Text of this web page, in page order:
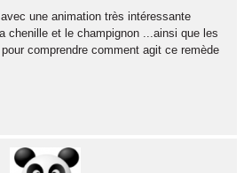
une animation très intéressante
chenille et le champignon ...ainsi que les
comprendre comment agit ce remède